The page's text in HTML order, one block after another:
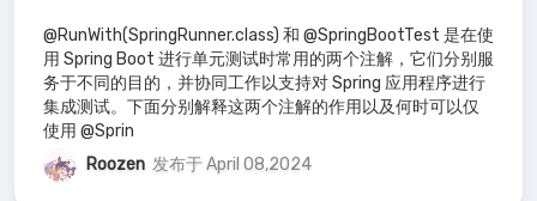
@RunWith(SpringRunner.class) 和 @SpringBootTest 是在使
用 Spring Boot 进行单元测试时常用的两个注解，它们分别服
务于不同的目的，并协同工作以支持对 Spring 应用程序进行
集成测试。下面分别解释这两个注解的作用以及何时可以仅
使用 @Sprin
Roozen 发布于 April 08,2024